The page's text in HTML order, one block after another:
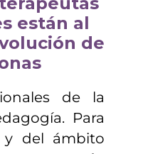
están al
de
de la
Para
y del ámbito